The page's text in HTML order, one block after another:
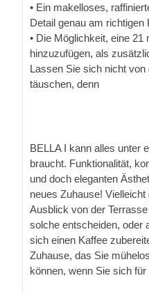
• Ein makelloses,
Detail genau am
• Die Möglichkeit, eine 21
hinzuzufügen, als
Lassen Sie sich nicht
täuschen, denn
BELLA I kann alles unter
braucht. Funktionalität,
und doch eleganten
neues Zuhause!
Ausblick von der
solche entscheiden, oder
sich einen Kaffee
Zuhause, das Sie
können, wenn Sie sich